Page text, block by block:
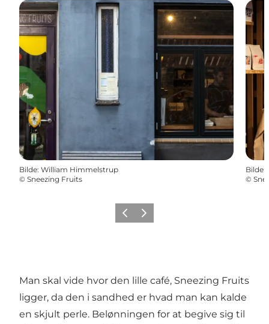
Bilde: William Himmelstrup
© Sneezing Fruits
Bilde:
©
ForrigeNeste
Man skal vide hvor den lille café, Sneezing Fruits
ligger, da den i sandhed er hvad man kan kalde
en skjult perle. Belønningen for at begive sig til